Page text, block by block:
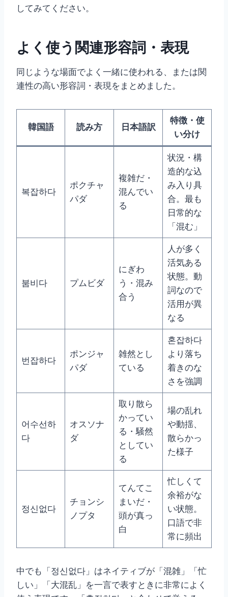
してみてください。
よく使う関連形容詞・表現
同じような場面でよく一緒に使われる、または関
連性の高い形容詞・表現をまとめました。
韓国語 読み方 日本語訳
特徴・使
い分け
복잡하다
ポクチャ
パダ
複雑だ・
混んでい
る
状況・構
造的な込
み入り具
合。最も
日常的な
「混む」
붐비다 プムビダ
にぎわ
う・混み
合う
人が多く
活気ある
状態。動
詞なので
活用が異
なる
번잡하다
ポンジャ
パダ
雑然とし
ている
혼잡하다
より落ち
着きのな
さを強調
어수선하
다
オスソナ
ダ
取り散ら
かってい
る・騒然
としてい
る
場の乱れ
や動揺、
散らかっ
た様子
정신없다
チョンシ
ノプタ
てんてこ
まいだ・
頭が真っ
白
忙しくて
余裕がな
い状態。
口語で非
常に頻出
中でも「정신없다」はネイティブが「混雑」「忙
しい」「大混乱」を一言で表すときに非常によく